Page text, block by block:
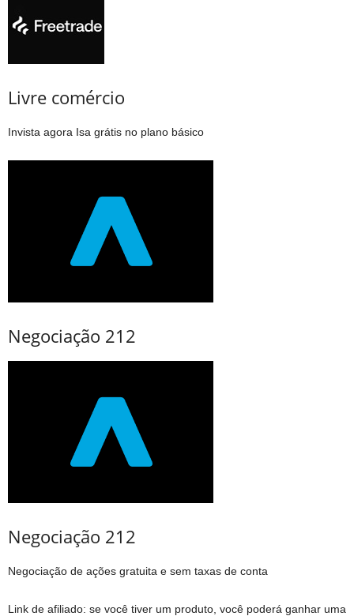
Livre comércio
Invista agora Isa grátis no plano básico
Negociação 212
Negociação 212
Negociação de ações gratuita e sem taxas de conta
Link de afiliado: se você tiver um produto, você poderá ganhar uma